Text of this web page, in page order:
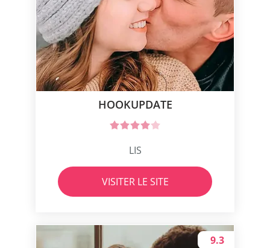
HOOKUPDATE
LIS
VISITER LE SITE
9.3